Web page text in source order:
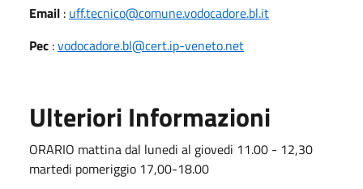
Email : uff.tecnico@comune.vodocadore.bl.it
Pec :vodocadore.bl@cert.ip-veneto.net
Ulteriori Informazioni
ORARIO mattina dal lunedi al giovedi 11.00 - 12,30
martedi pomeriggio 17,00-18.00